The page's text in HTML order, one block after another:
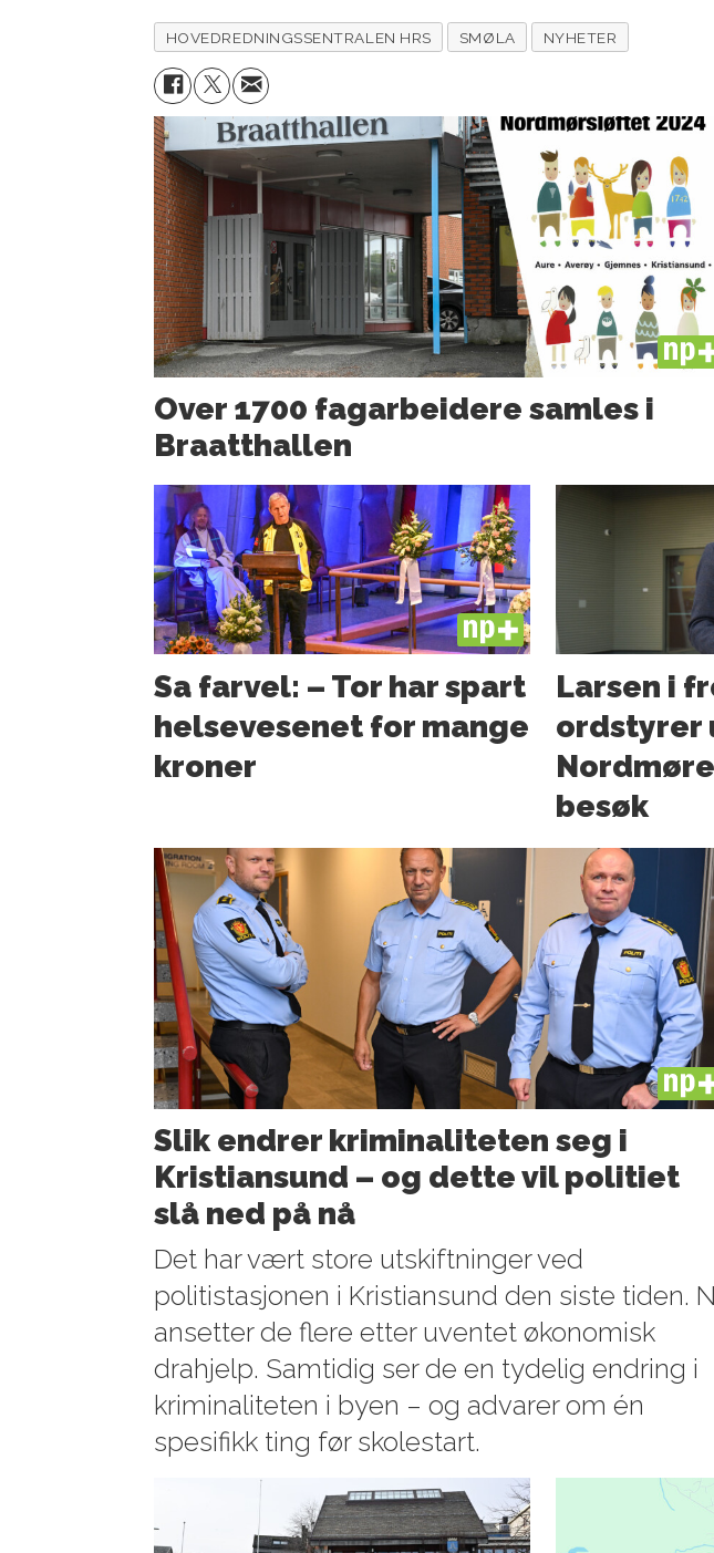
HOVEDREDNINGSSENTRALEN HRS SMØLA NYHETER
Over 1700 fagarbeidere samles i
Braatthallen
PLUS
Sa farvel: – Tor har spart
helsevesenet for mange
kroner
Larsen i
ordstyrer
besøk
Slik endrer kriminaliteten seg i
Kristiansund – og dette vil politiet
slå ned på nå
Det har vært store utskiftninger ved
politistasjonen i Kristiansund den siste tiden.
ansetter de flere etter uventet økonomisk
drahjelp. Samtidig ser de en tydelig endring i
kriminaliteten i byen – og advarer om én
spesifikk ting før skolestart.